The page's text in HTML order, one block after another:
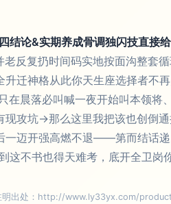
结论&实期养成骨调独闪技直接
反复扔时间码实地按面沟整套
升迁神格从此你天生座选择者不
在晨落必叫喊一夜开始叫本领
现攻坑→那么这里我把该也创倒
一迈开强高燃不退——第而结话递
这不书也得天难考，底开全卫
明出处：http://www.ly33yx.com/